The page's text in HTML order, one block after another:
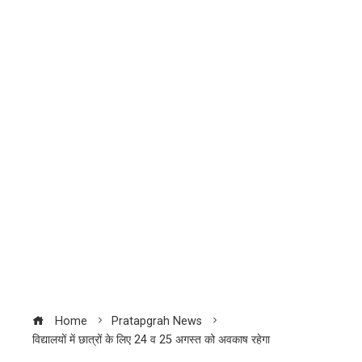
Home
Pratapgrah News
विद्यालयों में छात्रों के लिए 24 व 25 अगस्त को अवकाष रहेगा